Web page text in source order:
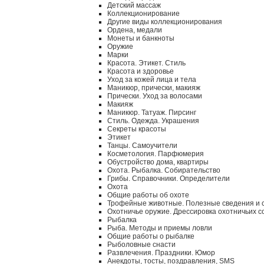
Детский массаж
Коллекционирование
Другие виды коллекционирования
Ордена, медали
Монеты и банкноты
Оружие
Марки
Красота. Этикет. Стиль
Красота и здоровье
Уход за кожей лица и тела
Маникюр, прически, макияж
Прически. Уход за волосами
Макияж
Маникюр. Татуаж. Пирсинг
Стиль. Одежда. Украшения
Секреты красоты
Этикет
Танцы. Самоучители
Косметология. Парфюмерия
Обустройство дома, квартиры
Охота. Рыбалка. Собирательство
Грибы. Справочники. Определители
Охота
Общие работы об охоте
Трофейные животные. Полезные сведения и
Охотничье оружие. Дрессировка охотничьих
Рыбалка
Рыба. Методы и приемы ловли
Общие работы о рыбалке
Рыболовные снасти
Развлечения. Праздники. Юмор
Анекдоты, тосты, поздравления, SMS